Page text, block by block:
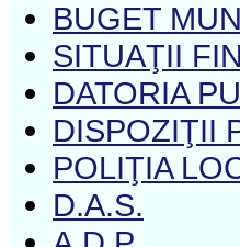
BUGET
SITUAŢII
DATORIA
DISPOZIŢII
POLIŢIA
D.A.S.